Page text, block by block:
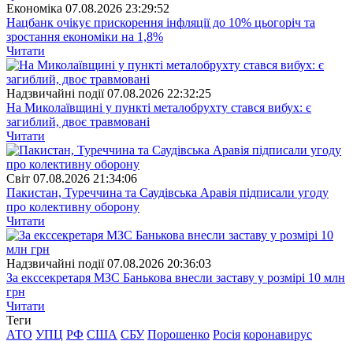
Економіка 07.08.2026 23:29:52
Нацбанк очікує прискорення інфляції до 10% цьогоріч та
зростання економіки на 1,8%
Читати
Надзвичайні події 07.08.2026 22:32:25
На Миколаївщині у пункті металобрухту стався вибух: є
загиблий, двоє травмовані
Читати
Свiт 07.08.2026 21:34:06
Пакистан, Туреччина та Саудівська Аравія підписали угоду
про колективну оборону
Читати
Надзвичайні події 07.08.2026 20:36:03
За екссекретаря МЗС Банькова внесли заставу у розмірі 10 млн
грн
Читати
Теги
АТО УПЦ РФ США СБУ Порошенко Росія коронавирус